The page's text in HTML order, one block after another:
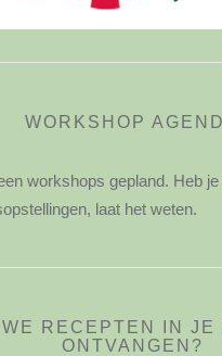
WORKSHOP
workshops gepland. Heb
laat het weten.
RECEPTEN IN JE
ONTVANGEN?